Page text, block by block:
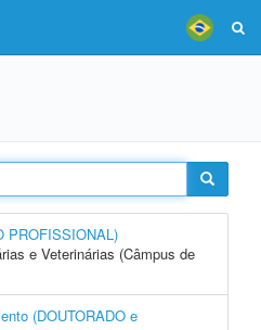
PROFISSIONAL)
e Veterinárias (Câmpus de
(DOUTORADO e